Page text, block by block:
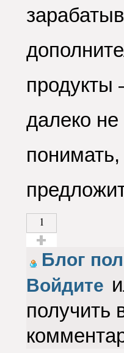
продукты
далеко
1
Голос за!
Блог
Войдите
получить